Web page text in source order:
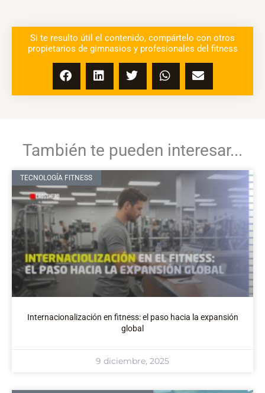
Si te resulto útil el contenido, compártelo con otros
propietarios de gimnasios y profesionales del fitness
También te pueden interesar...
TECNOLOGÍA FITNESS
Internacionalización en fitness: el paso hacia la expansión
global
9 diciembre, 2025